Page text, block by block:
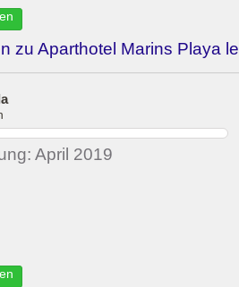
zu Aparthotel Marins Playa
April 2019